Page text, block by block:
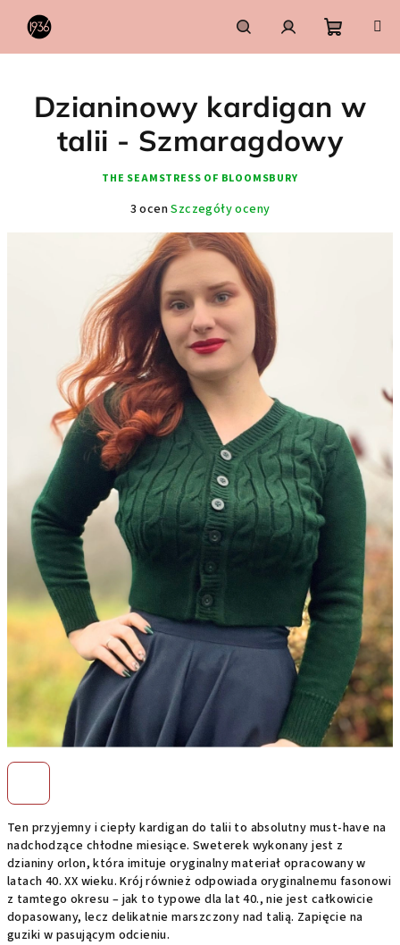
SzukajZaloguj
się
Koszyk
Ten przyjemny i ciepły kardigan do talii to absolutny must-have na
nadchodzące chłodne miesiące. Sweterek wykonany jest z
dzianiny orlon, która imituje oryginalny materiał opracowany w
latach 40. XX wieku. Krój również odpowiada oryginalnemu fasonowi
z tamtego okresu – jak to typowe dla lat 40., nie jest całkowicie
dopasowany, lecz delikatnie marszczony nad talią. Zapięcie na
guziki w pasującym odcieniu.
Dzianinowy kardigan w
talii - Szmaragdowy
THE SEAMSTRESS OF BLOOMSBURY
Średnia
produktu
wynosi
5,0
na
gwiazdek.
3 ocenSzczegóły oceny